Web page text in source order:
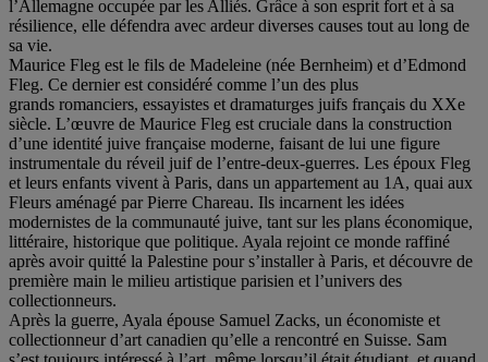
l’Allemagne occupée par les Alliés. Grâce à son esprit fort et à sa
résilience, elle défendra avec ardeur diverses causes tout au long de
sa vie.
Maurice Fleg est le fils de Madeleine (née Bernheim) et d’Edmond
Fleg. Ce dernier est considéré comme l’un des plus
grands romanciers, essayistes et dramaturges juifs français du XXe
siècle. L’œuvre de Maurice Fleg est cruciale dans la construction
d’une identité juive française moderne, faisant de lui une figure
instrumentale du réveil juif de l’entre-deux-guerres. Les époux Fleg
et leurs enfants vivent à Paris, dans un appartement au 1A, quai aux
Fleurs aménagé par Pierre Chareau. Ils incarnent les idées
modernistes de la communauté juive, tant sur les plans économique,
littéraire, historique que politique. Ayala rejoint ce monde raffiné
après avoir quitté la Palestine pour s’installer à Paris, et découvre de
première main le milieu artistique parisien et l’univers des
collectionneurs.
Après la guerre, Ayala épouse Samuel Zacks, un économiste et
collectionneur d’art canadien qu’elle a rencontré en Suisse. Sam